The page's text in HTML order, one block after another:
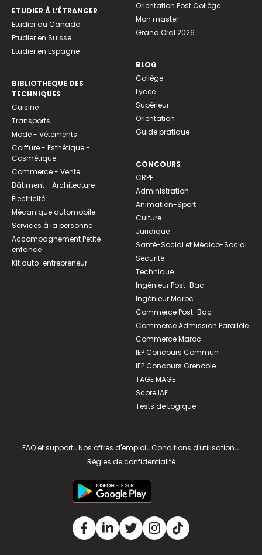
ETUDIER À L’ÉTRANGER
Etudier au Canada
Etudier en Suisse
Etudier en Espagne
BIBLIOTHEQUE DES
TECHNIQUES
Cuisine
Transports
Mode - Vêtements
Coiffure - Esthétique -
Cosmétique
Commerce - Vente
Bâtiment - Architecture
Électricité
Mécanique automobile
Services à la personne
Accompagnement Petite
enfance
Kit auto-entrepreneur
Orientation Post Collège
Mon master
Grand Oral 2026
BLOG
Collège
Lycée
Supérieur
Orientation
Guide pratique
CONCOURS
CRPE
Administration
Animation-Sport
Culture
Juridique
Santé-Social et Médico-Social
Sécurité
Technique
Ingénieur Post-Bac
Ingénieur Maroc
Commerce Post-Bac
Commerce Admission Parallèle
Commerce Maroc
IEP Concours Commun
IEP Concours Grenoble
TAGE MAGE
Score IAE
Tests de Logique
FAQ et support-Nos offres d'emploi-Conditions d'utilisation-
Règles de confidentialité